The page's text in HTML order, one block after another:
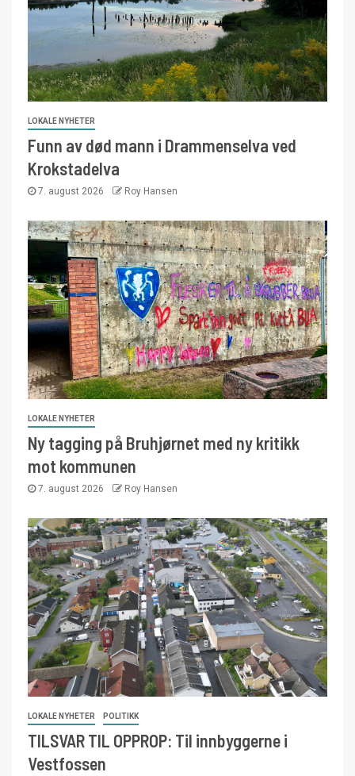
LOKALE NYHETER
Funn av død mann i Drammenselva ved
Krokstadelva
7. august 2026 Roy Hansen
LOKALE NYHETER
Ny tagging på Bruhjørnet med ny kritikk
mot kommunen
7. august 2026 Roy Hansen
LOKALE NYHETER POLITIKK
TILSVAR TIL OPPROP: Til innbyggerne i
Vestfossen